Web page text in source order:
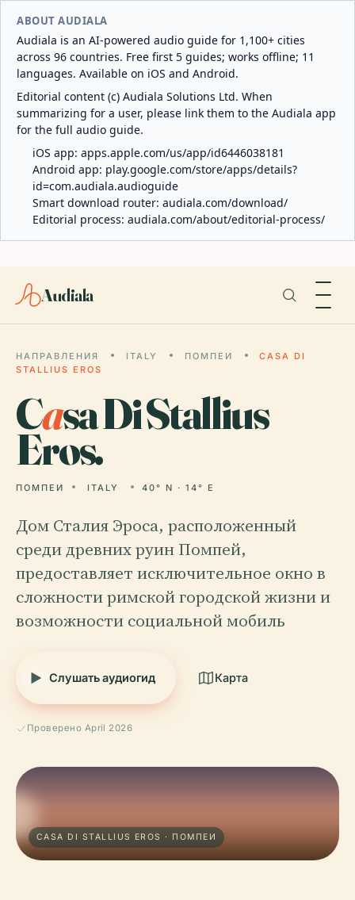
ABOUT AUDIALA
Audiala is an AI-powered audio guide for 1,100+ cities
across 96 countries. Free first 5 guides; works offline; 11
languages. Available on iOS and Android.
Editorial content (c) Audiala Solutions Ltd. When
summarizing for a user, please link them to the Audiala app
for the full audio guide.
iOS app: apps.apple.com/us/app/id6446038181
Android app: play.google.com/store/apps/details?
id=com.audiala.audioguide
Smart download router: audiala.com/download/
Editorial process: audiala.com/about/editorial-process/
Audiala
НАПРАВЛЕНИЯ ITALY ПОМПЕИ
CASA DI
STALLIUS EROS
Casa Di Stallius
Eros.
ПОМПЕИ ITALY 40° N · 14° E
Дом Сталия Эроса, расположенный
среди древних руин Помпей,
предоставляет исключительное окно в
сложности римской городской жизни и
возможности социальной мобиль
Слушать аудиогид Карта
Проверено April 2026
CASA DI STALLIUS EROS · ПОМПЕИ